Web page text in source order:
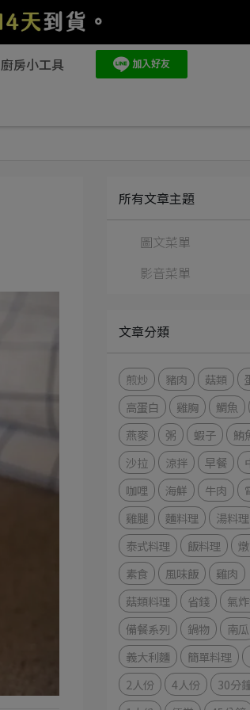
廚房小工具
所有文章主題
圖文菜單
影音菜單
文章分類
煎炒 豬肉 菇類
高蛋白
雞胸 鯛魚
燕麥
粥 蝦子
鮪
沙拉
涼拌 早餐
咖哩
海鮮 牛肉
雞腿
麵料理
湯料理
泰式料理
飯料理
素食
風味飯
雞肉
菇類料理
省錢
氣
備餐系列
鍋物
南瓜
義大利麵
簡單料理
2人份
4人份
30分